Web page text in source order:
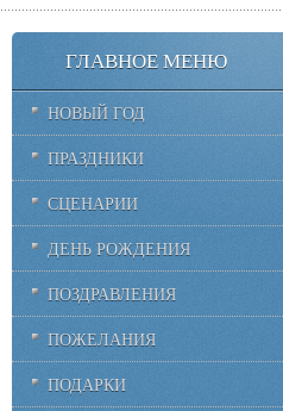
ГЛАВНОЕ МЕНЮ
НОВЫЙ ГОД
ПРАЗДНИКИ
СЦЕНАРИИ
ДЕНЬ РОЖДЕНИЯ
ПОЗДРАВЛЕНИЯ
ПОЖЕЛАНИЯ
ПОДАРКИ